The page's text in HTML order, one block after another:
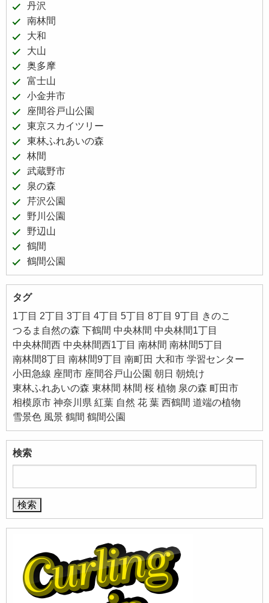
丹沢
南林間
大和
大山
奥多摩
富士山
小金井市
座間谷戸山公園
東京スカイツリー
東林ふれあいの森
林間
武蔵野市
泉の森
芹沢公園
野川公園
野辺山
鶴間
鶴間公園
タグ
1丁目 2丁目 3丁目 4丁目 5丁目 8丁目 9丁目 きのこ
つるま自然の森 下鶴間 中央林間 中央林間1丁目
中央林間西 中央林間西1丁目 南林間 南林間5丁目
南林間8丁目 南林間9丁目 南町田 大和市 学習センター
小田急線 座間市 座間谷戸山公園 朝日 朝焼け
東林ふれあいの森 東林間 林間 桜 植物 泉の森 町田市
相模原市 神奈川県 紅葉 自然 花 葉 西鶴間 道端の植物
雪景色 風景 鶴間 鶴間公園
検索